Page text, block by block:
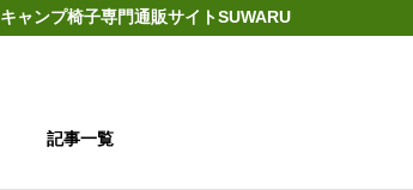
キャンプ椅子専門通販サイトSUWARU
記事一覧